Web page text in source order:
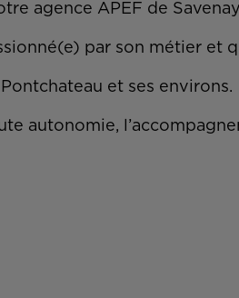
agence APEF de
par son métier et
et ses environs.
autonomie,